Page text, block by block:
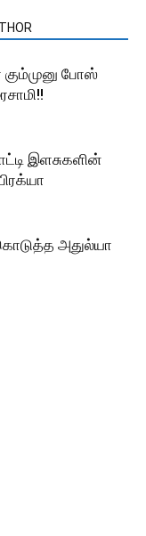
கும்முனு போஸ்
இளசுகளின்
அதுல்யா